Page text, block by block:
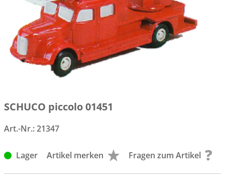
SCHUCO piccolo 01451
Art.-Nr.:21347
Lager Artikel merken Fragen zum Artikel